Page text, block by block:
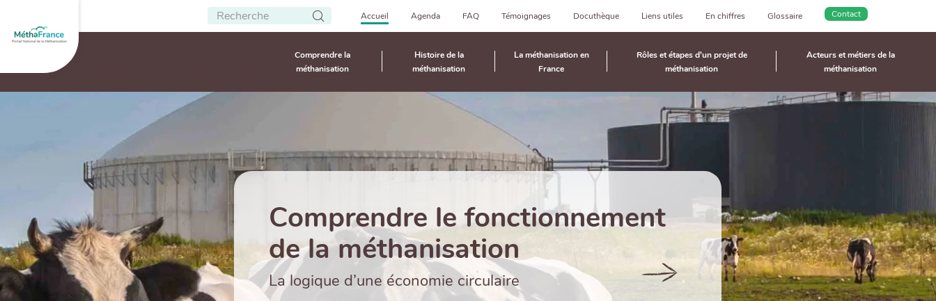
Aller
Rechercher
Top
Navigation
Accueil Agenda FAQ Témoignages Docuthèque Liens utiles En chiffres Glossaire Contact
Comprendre la
méthanisation
Histoire de la
méthanisation
La méthanisation en
France
Rôles et étapes d'un projet de
méthanisation
Acteurs et métiers de la
méthanisation
Comprendre le fonctionnement
de la méthanisation
La logique d’une économie circulaire
/comprendre-